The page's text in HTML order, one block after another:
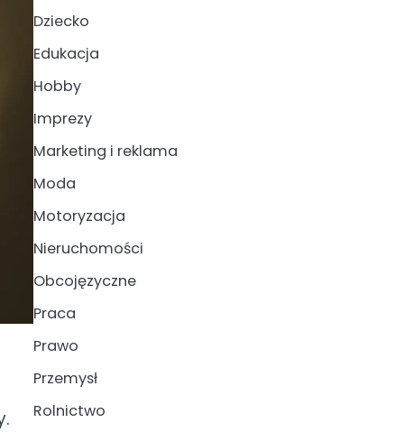
Dziecko
Edukacja
Hobby
Imprezy
Marketing i reklama
Moda
Motoryzacja
Nieruchomości
Obcojęzyczne
Praca
Prawo
Przemysł
Rolnictwo